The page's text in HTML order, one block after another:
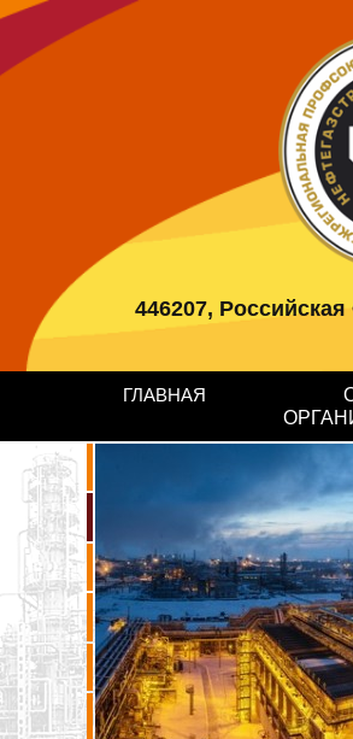
446207,
ГЛАВНАЯ